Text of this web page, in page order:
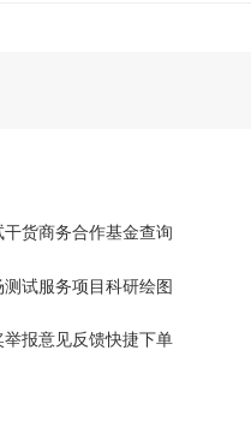
干货商务合作基金查询
测试服务项目 科研绘图
举报意见反馈快捷下单